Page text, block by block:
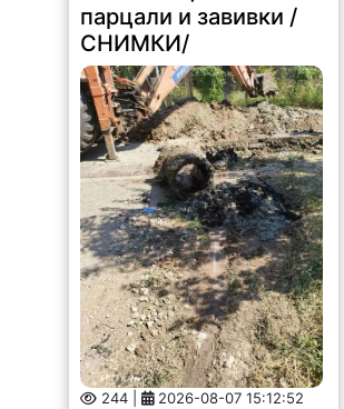
парцали и завивки /
СНИМКИ/
244 | 2026-08-07 15:12:52